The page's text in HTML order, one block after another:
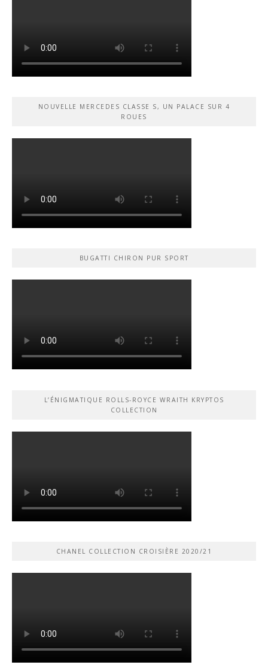
NOUVELLE MERCEDES CLASSE S, UN PALACE SUR 4
ROUES
BUGATTI CHIRON PUR SPORT
L’ÉNIGMATIQUE ROLLS-ROYCE WRAITH KRYPTOS
COLLECTION
CHANEL COLLECTION CROISIÈRE 2020/21